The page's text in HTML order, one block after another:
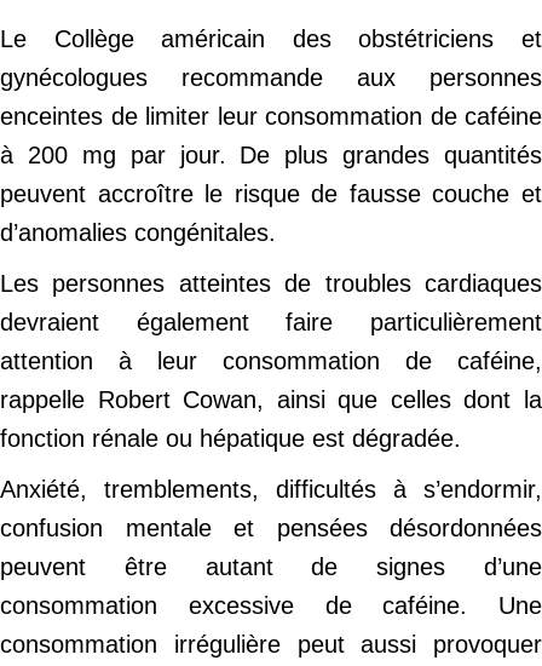
Le Collège américain des obstétriciens et
gynécologues recommande aux personnes
enceintes de limiter leur consommation de caféine
à 200 mg par jour. De plus grandes quantités
peuvent accroître le risque de fausse couche et
d’anomalies congénitales.
Les personnes atteintes de troubles cardiaques
devraient également faire particulièrement
attention à leur consommation de caféine,
rappelle Robert Cowan, ainsi que celles dont la
fonction rénale ou hépatique est dégradée.
Anxiété, tremblements, difficultés à s’endormir,
confusion mentale et pensées désordonnées
peuvent être autant de signes d’une
consommation excessive de caféine. Une
consommation irrégulière peut aussi provoquer